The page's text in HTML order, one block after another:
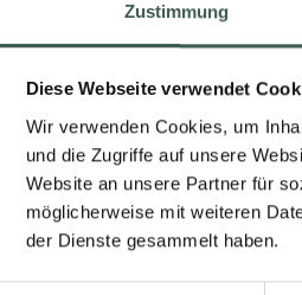
Zustimmung
Diese Webseite verwendet
Wir verwenden Cookies, um
und die Zugriffe auf unsere
Website an unsere Partner für
möglicherweise mit weiteren
der Dienste gesammelt haben.
FOLLOW US ON INSTAGRAM